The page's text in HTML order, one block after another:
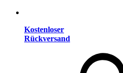
Kostenloser
Rückversand